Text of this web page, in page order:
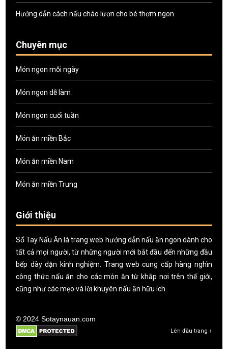
Hướng dẫn cách nấu cháo lươn cho bé thơm ngon
Chuyên mục
Món ngon mỗi ngày
Món ngon dễ làm
Món ngon cuối tuần
Món ăn miền Bắc
Món ăn miền Nam
Món ăn miền Trung
Giới thiệu
Sổ Tay Nấu Ăn là trang web hướng dẫn nấu ăn ngon dành cho
tất cả mọi người, từ những người mới bắt đầu đến những đầu
bếp dày dặn kinh nghiệm. Trang web cung cấp hàng nghìn
công thức nấu ăn cho các món ăn từ khắp nơi trên thế giới,
cũng như các mẹo và lời khuyên nấu ăn hữu ích.
© 2024 Sotaynauan.com
Lên đầu trang ↑